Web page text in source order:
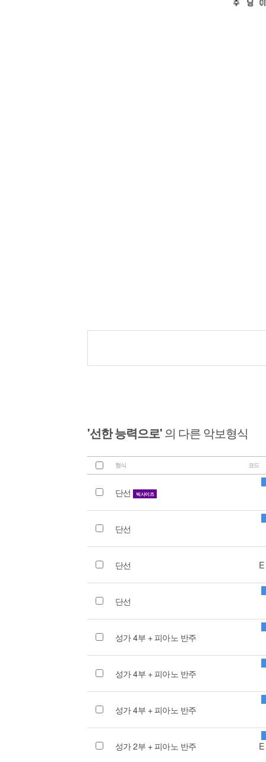
'선한 능력으로'의 다른 악보형식
형식 코드
단선 빅사이즈
단선
단선
단선
성가 4부 + 피아노 반주
성가 4부 + 피아노 반주
성가 4부 + 피아노 반주
성가 2부 + 피아노 반주